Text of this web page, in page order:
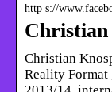
http s://
Christian
Christian
Reality